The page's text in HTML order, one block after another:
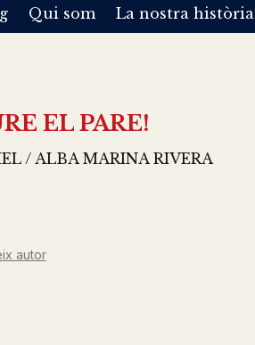
Qui som La nostra història
EL PARE!
/ ALBA MARINA RIVERA
autor